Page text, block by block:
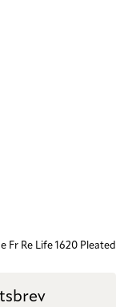
Fr Re Life 1620 Pleated